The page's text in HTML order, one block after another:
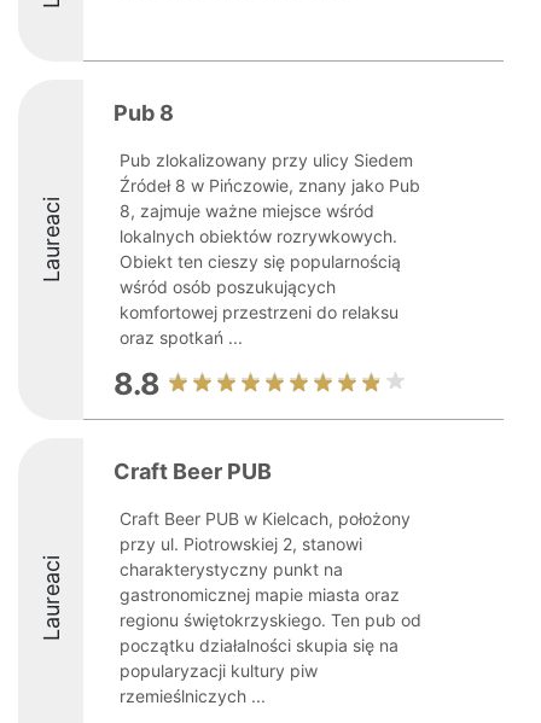
Laureaci
Pub 8
Pub zlokalizowany przy ulicy Siedem
Źródeł 8 w Pińczowie, znany jako Pub
8, zajmuje ważne miejsce wśród
lokalnych obiektów rozrywkowych.
Obiekt ten cieszy się popularnością
wśród osób poszukujących
komfortowej przestrzeni do relaksu
oraz spotkań ...
8.8
Laureaci
Craft Beer PUB
Craft Beer PUB w Kielcach, położony
przy ul. Piotrowskiej 2, stanowi
charakterystyczny punkt na
gastronomicznej mapie miasta oraz
regionu świętokrzyskiego. Ten pub od
początku działalności skupia się na
popularyzacji kultury piw
rzemieślniczych ...